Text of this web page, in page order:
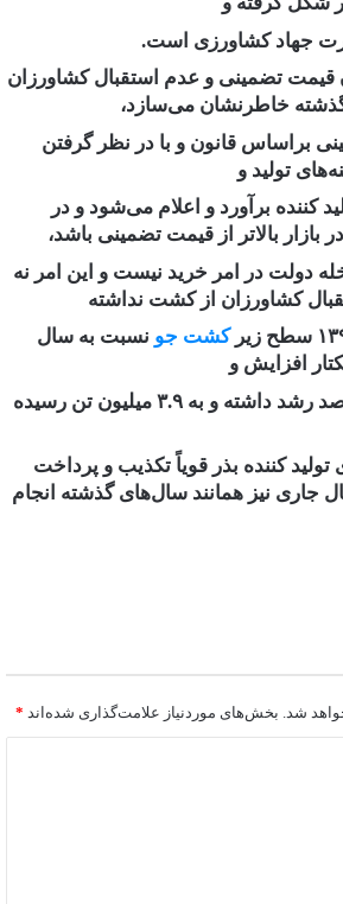
جهاد کشاورزی است.
تضمینی و عدم استقبال کشاورزان
خاطرنشان می‌سازد،
براساس قانون و با در نظر گرفتن
تولید و
کننده برآورد و اعلام می‌شود و در
بالاتر از قیمت تضمینی باشد،
دولت در امر خرید نیست و این امر نه
کشاورزان از کشت نداشته
کشت جو نسبت به سال
میزان تولید نیز ۱۱ درصد رشد داشته و به ۳.۹ میلیون تن رسیده
کننده بذر قویاً تکذیب و پرداخت
جاری نیز همانند سال‌های گذشته انجام
شد. بخش‌های موردنیاز علامت‌گذاری شده‌اند *